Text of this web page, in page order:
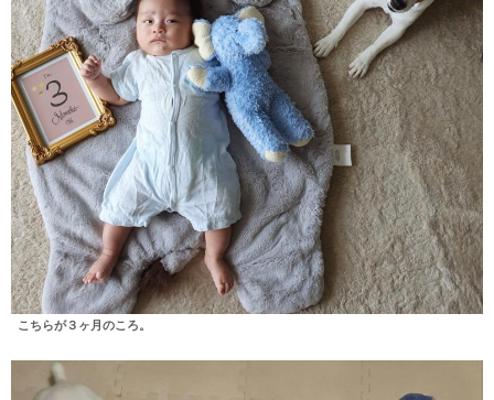
こちらが３ヶ月のころ。